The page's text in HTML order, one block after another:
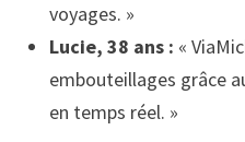
voyages. »
Lucie, 38 ans : «
embouteillages grâce
en temps réel. »